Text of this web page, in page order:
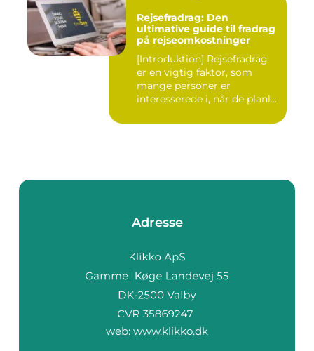
Rejsefradrag: Den
ultimative guide til fradrag
på rejseomkostninger
[Introduktion] Rejsefradrag
er en vigtig faktor, som
mange personer er
interesserede i, når de planl...
Adresse
web: www.klikko.dk